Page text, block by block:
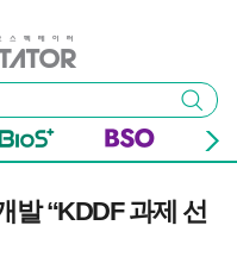
검색
발 “KDDF 과제 선